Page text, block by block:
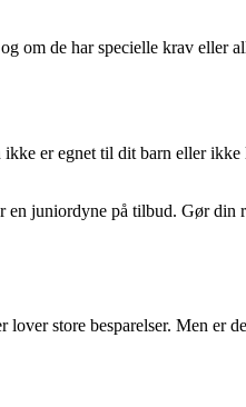
om de har specielle krav eller
er egnet til dit barn eller
juniordyne på tilbud. Gør din
store besparelser. Men er